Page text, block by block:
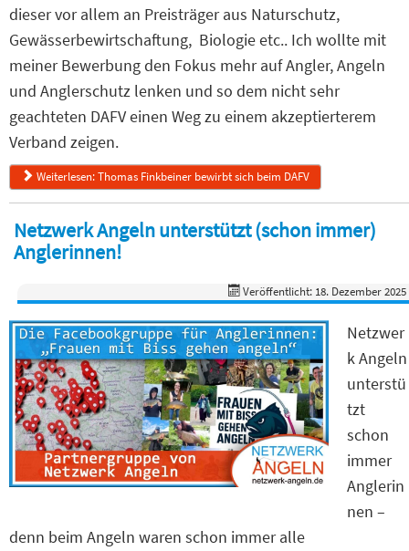
dieser vor allem an Preisträger aus Naturschutz,
Gewässerbewirtschaftung, Biologie etc.. Ich wollte mit
meiner Bewerbung den Fokus mehr auf Angler, Angeln
und Anglerschutz lenken und so dem nicht sehr
geachteten DAFV einen Weg zu einem akzeptierterem
Verband zeigen.
Weiterlesen: Thomas Finkbeiner bewirbt sich beim DAFV
Netzwerk Angeln unterstützt (schon immer)
Anglerinnen!
Veröffentlicht: 18. Dezember 2025
Netzwer
k Angeln
unterstü
tzt
schon
immer
Anglerin
nen –
denn beim Angeln waren schon immer alle